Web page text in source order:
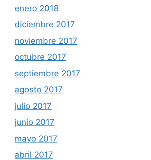
enero 2018
diciembre 2017
noviembre 2017
octubre 2017
septiembre 2017
agosto 2017
julio 2017
junio 2017
mayo 2017
abril 2017